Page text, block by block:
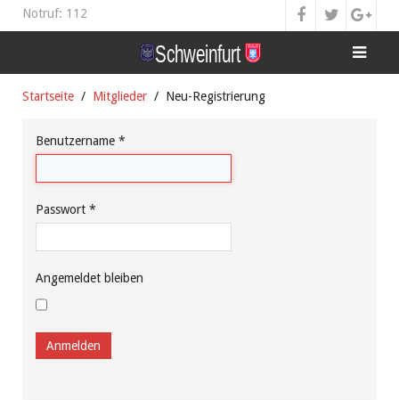
Notruf: 112
Startseite Mitglieder Neu-Registrierung
Benutzername *
Passwort *
Angemeldet bleiben
Anmelden